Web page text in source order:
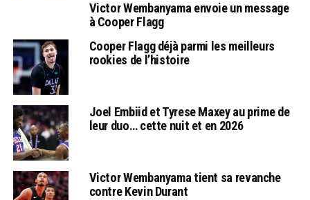
Victor Wembanyama envoie un message
à Cooper Flagg
Cooper Flagg déjà parmi les meilleurs
rookies de l’histoire
Joel Embiid et Tyrese Maxey au prime de
leur duo… cette nuit et en 2026
Victor Wembanyama tient sa revanche
contre Kevin Durant